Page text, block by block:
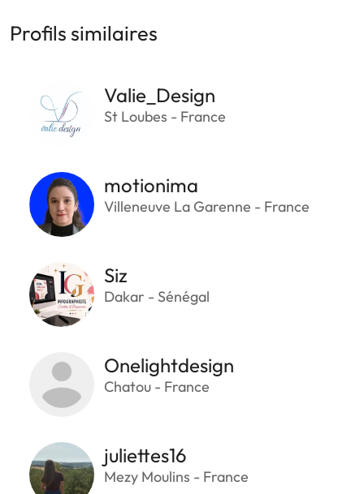
Profils similaires
Valie_Design
St Loubes - France
motionima
Villeneuve La Garenne - France
Siz
Dakar - Sénégal
Onelightdesign
Chatou - France
juliettes16
Mezy Moulins - France